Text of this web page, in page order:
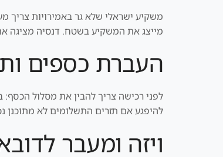
משקיע ישראלי שלא גר באמירויות צריך
מייצג את המשקיע בשטח. דנסיה מציגה
העברת כספים
לפני רכישה צריך להבין את מסלול
להיפגע אם תזרים התשלומים לא מתוכנן
ויזה ומעבר